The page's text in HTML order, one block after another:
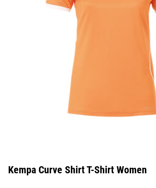
Kempa Curve Shirt T-Shirt Women